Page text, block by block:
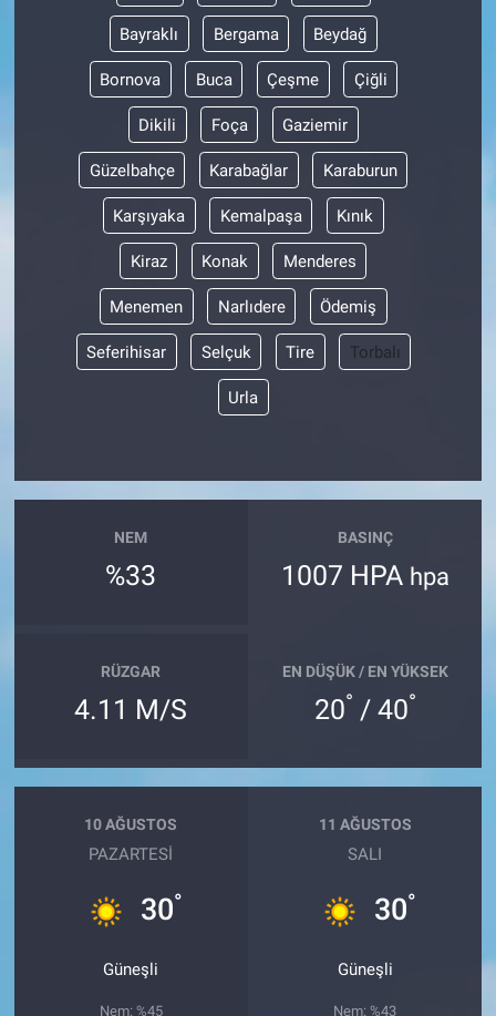
Bayraklı Bergama Beydağ
Bornova Buca Çeşme Çiğli
Dikili Foça Gaziemir
Güzelbahçe Karabağlar Karaburun
Karşıyaka Kemalpaşa Kınık
Kiraz Konak Menderes
Menemen Narlıdere Ödemiş
Seferihisar Selçuk Tire Torbalı
Urla
NEM
%33
BASINÇ
1007 HPA hpa
RÜZGAR
4.11 M/S
EN DÜŞÜK / EN YÜKSEK
20° / 40°
10 AĞUSTOS
PAZARTESI
30°
Güneşli
Nem: %45
11 AĞUSTOS
SALI
30°
Güneşli
Nem: %43